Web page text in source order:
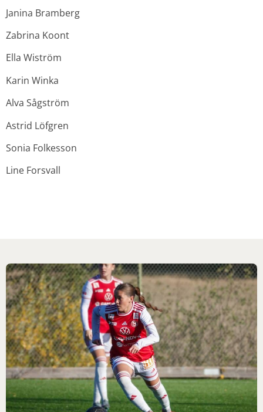
Janina Bramberg
Zabrina Koont
Ella Wiström
Karin Winka
Alva Sågström
Astrid Löfgren
Sonia Folkesson
Line Forsvall